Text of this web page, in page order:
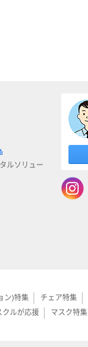
ルソリュー
ン)特集 チェア特集
クルが応援 マスク特集